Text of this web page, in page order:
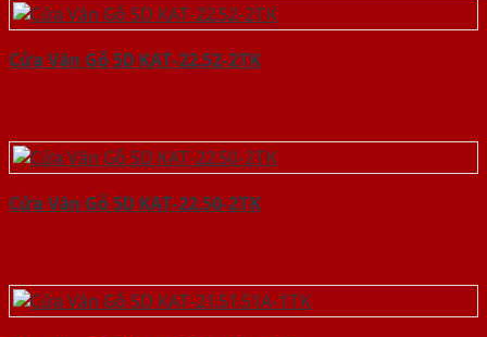
Cửa Vân Gỗ 5D KAT-22.52-2TK
Cửa Vân Gỗ 5D KAT-22.50-2TK